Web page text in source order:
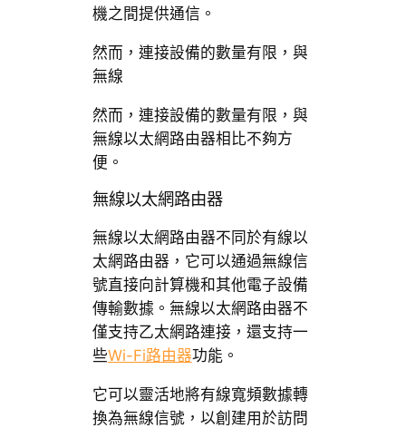
機之間提供通信。
然而，連接設備的數量有限，與
無線
然而，連接設備的數量有限，與
無線以太網路由器相比不夠方
便。
無線以太網路由器
無線以太網路由器不同於有線以
太網路由器，它可以通過無線信
號直接向計算機和其他電子設備
傳輸數據。無線以太網路由器不
僅支持乙太網路連接，還支持一
些Wi-Fi路由器功能。
它可以靈活地將有線寬頻數據轉
換為無線信號，以創建用於訪問